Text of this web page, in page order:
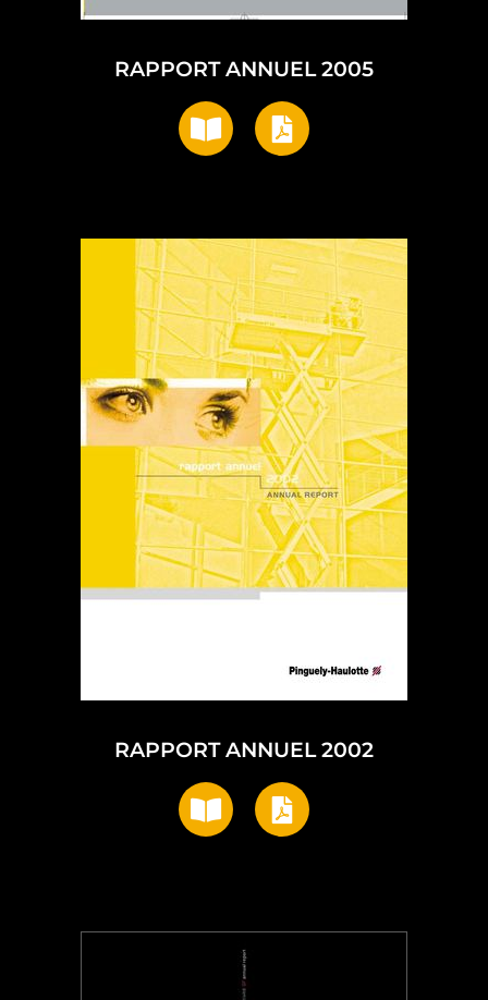
RAPPORT ANNUEL 2005
RAPPORT ANNUEL 2002